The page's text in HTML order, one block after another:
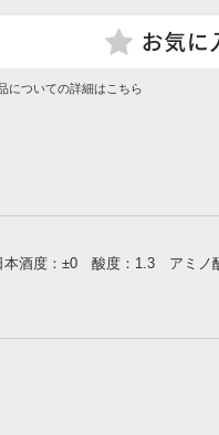
についての詳細はこちら
酒度：±0 酸度：1.3 アミノ